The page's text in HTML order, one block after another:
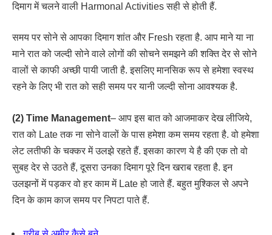
दिमाग में चलने वाली Harmonal Activities सही से होती हैं.
समय पर सोने से आपका दिमाग शांत और Fresh रहता है. आप माने या ना
माने रात को जल्दी सोने वाले लोगों की सोचने समझने की शक्ति देर से सोने
वालों से काफी अच्छी पायी जाती है. इसलिए मानसिक रूप से हमेशा स्वस्थ
रहने के लिए भी रात को सही समय पर यानी जल्दी सोना आवश्यक है.
(2) Time Management– आप इस बात को आजमाकर देख लीजिये,
रात को Late तक ना सोने वालों के पास हमेशा कम समय रहता है. वो हमेशा
लेट लतीफी के चक्कर में उलझे रहते हैं. इसका कारण ये है की एक तो वो
सुबह देर से उठते हैं, दूसरा उनका दिमाग पूरे दिन खराब रहता है. इन
उलझनों में पड़कर वो हर काम में Late हो जाते हैं. बहुत मुश्किल से अपने
दिन के काम काज समय पर निपटा पाते हैं.